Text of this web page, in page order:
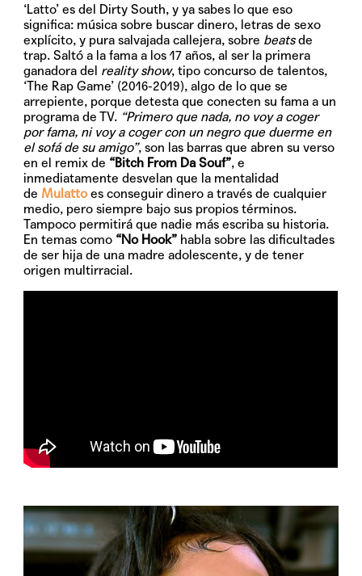
‘Latto’ es del Dirty South, y ya sabes lo que eso
significa: música sobre buscar dinero, letras de sexo
explícito, y pura salvajada callejera, sobre beatsde
trap. Saltó a la fama a los 17 años, al ser la primera
ganadora del reality show, tipo concurso de talentos,
‘The Rap Game’ (2016-2019), algo de lo que se
arrepiente, porque detesta que conecten su fama a un
programa de TV. “Primero que nada, no voy a coger
por fama, ni voy a coger con un negro que duerme en
el sofá de su amigo”, son las barras que abren su verso
en el remix de “Bitch From Da Souf”, e
inmediatamente desvelan que la mentalidad
de Mulattoes conseguir dinero a través de cualquier
medio, pero siempre bajo sus propios términos.
Tampoco permitirá que nadie más escriba su historia.
En temas como “No Hook” habla sobre las dificultades
de ser hija de una madre adolescente, y de tener
origen multirracial.